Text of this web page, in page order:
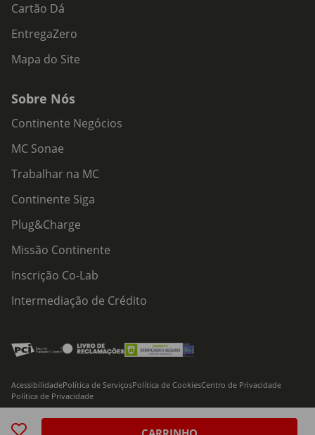
Cartão Dá
EntregaZero
Mapa do Site
Sobre Nós
Continente Negócios
MC Sonae
Trabalhar na MC
Continente Siga
Plug&Charge
Missão Continente
Inscrição Co-Lab
Intermediação de Crédito
© 2026 Modelo Continente Hipermercados, S.A. Todos os direitos reservados
AcessibilidadePolítica de ServiçosPolítica de CookiesCentro de Privacidade
Política de Privacidade